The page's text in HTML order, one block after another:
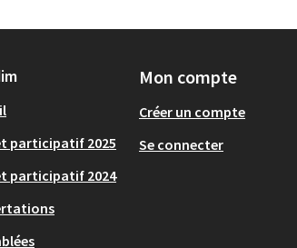
participatif 2025
participatif 2024
Mon compte
Créer un compte
Se connecter